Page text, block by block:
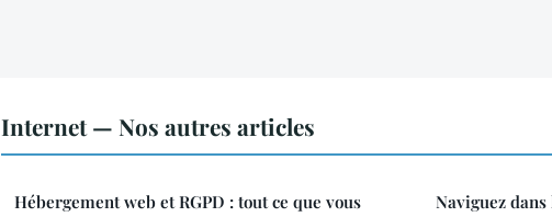
Internet — Nos autres articles
Hébergement web et RGPD : tout ce que vous
Naviguez